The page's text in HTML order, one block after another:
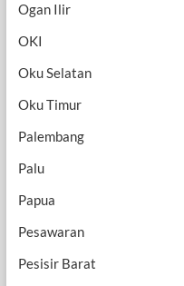
Ogan Ilir
OKI
Oku Selatan
Oku Timur
Palembang
Palu
Papua
Pesawaran
Pesisir Barat